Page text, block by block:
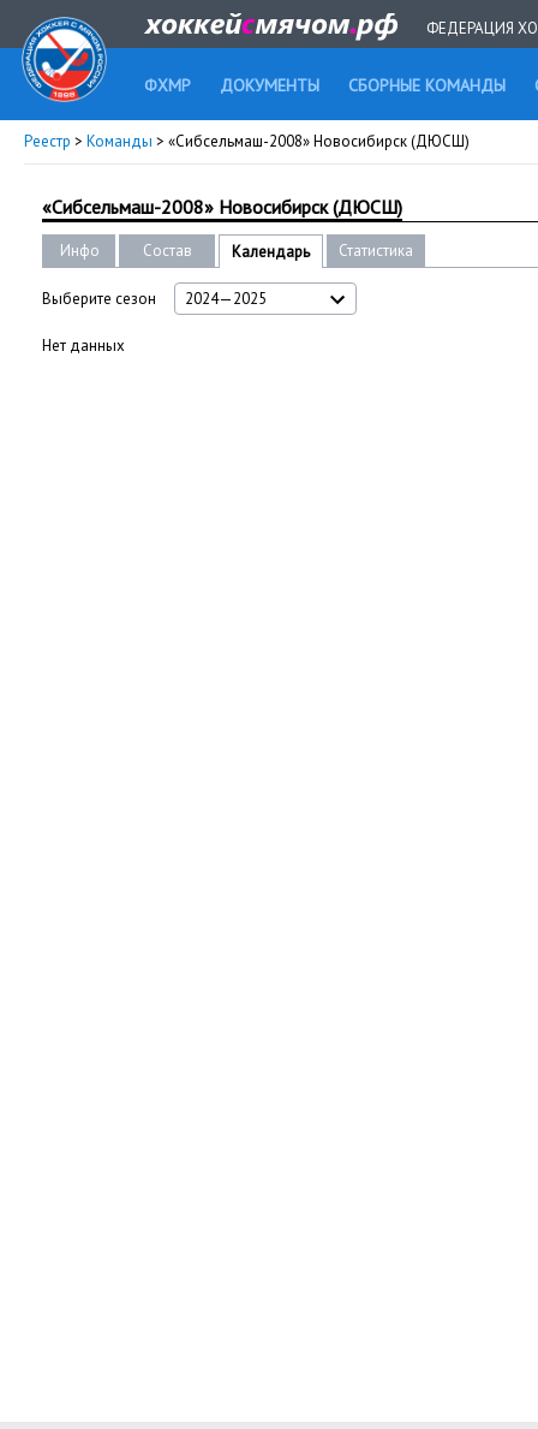
ФЕДЕРАЦИЯ
ФХМР ДОКУМЕНТЫ СБОРНЫЕ КОМАНДЫ
Реестр > Команды > «Сибсельмаш-2008» Новосибирск (ДЮСШ)
«Сибсельмаш-2008» Новосибирск (ДЮСШ)
Инфо Состав Календарь Статистика
Выберите сезон 2024—2025
Нет данных